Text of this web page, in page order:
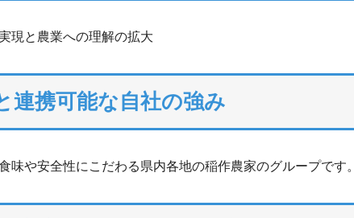
現と農業への理解の拡大
連携可能な自社の強み
味や安全性にこだわる県内各地の稲作農家のグループです。